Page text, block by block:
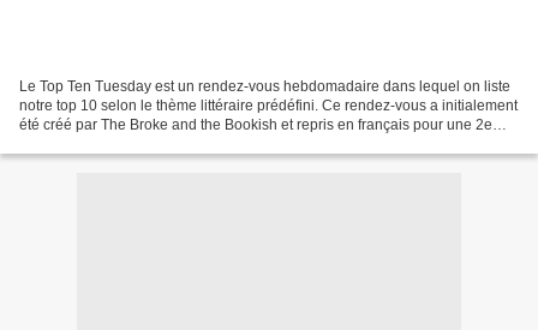
Le Top Ten Tuesday est un rendez-vous hebdomadaire dans lequel on liste
notre top 10 selon le thème littéraire prédéfini. Ce rendez-vous a initialement
été créé par The Broke and the Bookish et repris en français pour une 2e